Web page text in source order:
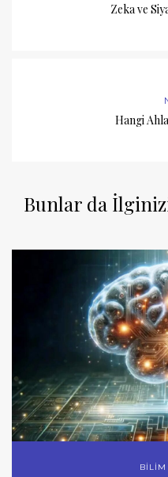
Zeka ve
Hangi
Bunlar da
BİLİM